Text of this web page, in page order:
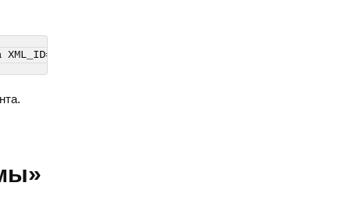
XML_ID=bd4d5a70-8a1a-11ed-a1eb-002590f0a37b (ID в